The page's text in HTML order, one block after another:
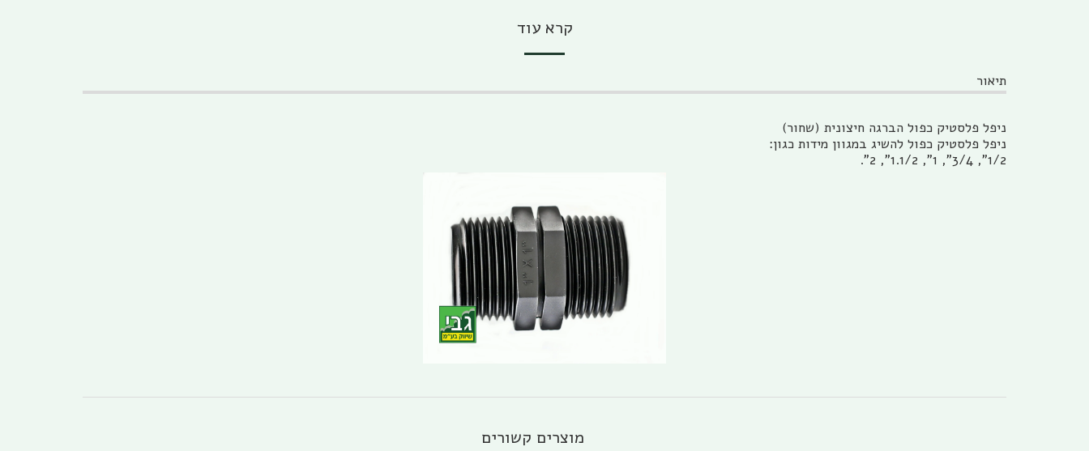
קרא עוד
תיאור
ניפל פלסטיק כפול הברגה חיצונית (שחור)
ניפל פלסטיק כפול להשיג במגוון מידות כגון:
1/2", 3/4", 1", 1.1/2", 2".
מוצרים קשורים